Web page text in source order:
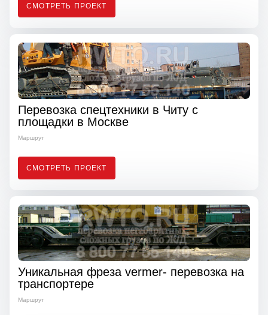
СМОТРЕТЬ ПРОЕКТ
Перевозка спецтехники в Читу с
площадки в Москве
Маршрут
СМОТРЕТЬ ПРОЕКТ
Уникальная фреза vermer- перевозка на
транспортере
Маршрут